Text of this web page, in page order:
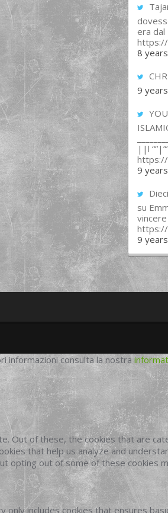
era dal
https://
8
9
||l
https://
9
su
https://
9
informazioni consulta la nostra
Out of these, the cookies that are
that help us analyze and
opting out of some of these cookies
includes cookies that ensures